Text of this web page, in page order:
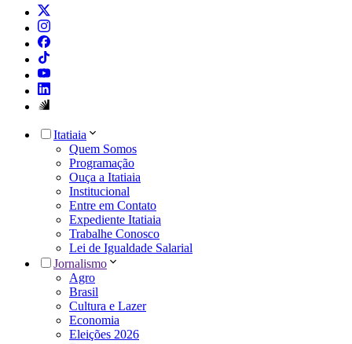
Itatiaia
Quem Somos
Programação
Ouça a Itatiaia
Institucional
Entre em Contato
Expediente Itatiaia
Trabalhe Conosco
Lei de Igualdade Salarial
Jornalismo
Agro
Brasil
Cultura e Lazer
Economia
Eleições 2026